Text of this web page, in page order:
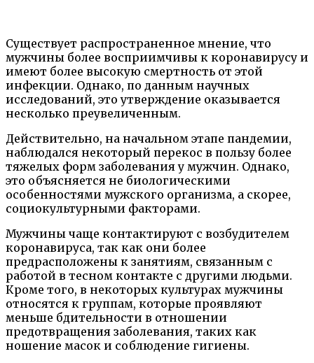
Существует распространенное мнение, что
мужчины более восприимчивы к коронавирусу и
имеют более высокую смертность от этой
инфекции. Однако, по данным научных
исследований, это утверждение оказывается
несколько преувеличенным.
Действительно, на начальном этапе пандемии,
наблюдался некоторый перекос в пользу более
тяжелых форм заболевания у мужчин. Однако,
это объясняется не биологическими
особенностями мужского организма, а скорее,
социокультурными факторами.
Мужчины чаще контактируют с возбудителем
коронавируса, так как они более
предрасположены к занятиям, связанным с
работой в тесном контакте с другими людьми.
Кроме того, в некоторых культурах мужчины
относятся к группам, которые проявляют
меньше бдительности в отношении
предотвращения заболевания, таких как
ношение масок и соблюдение гигиены.